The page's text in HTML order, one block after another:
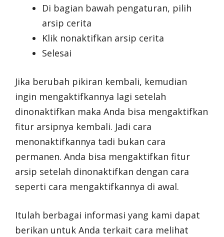
Di bagian bawah pengaturan, pilih
arsip cerita
Klik nonaktifkan arsip cerita
Selesai
Jika berubah pikiran kembali, kemudian
ingin mengaktifkannya lagi setelah
dinonaktifkan maka Anda bisa mengaktifkan
fitur arsipnya kembali. Jadi cara
menonaktifkannya tadi bukan cara
permanen. Anda bisa mengaktifkan fitur
arsip setelah dinonaktifkan dengan cara
seperti cara mengaktifkannya di awal.
Itulah berbagai informasi yang kami dapat
berikan untuk Anda terkait cara melihat